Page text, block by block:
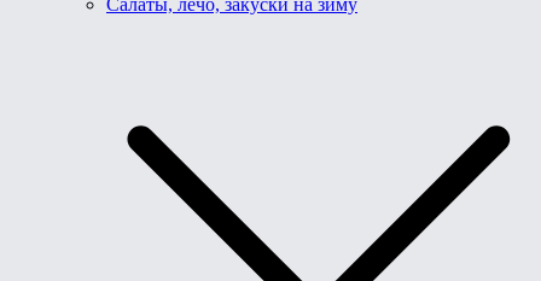
Салаты, лечо, закуски на зиму